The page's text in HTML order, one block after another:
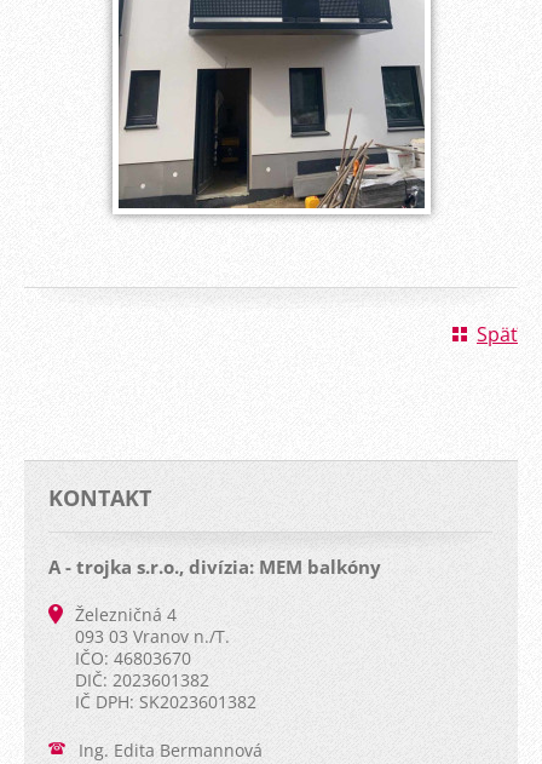
Späť
KONTAKT
A - trojka s.r.o., divízia: MEM balkóny
Železničná 4
093 03 Vranov n./T.
IČO: 46803670
DIČ: 2023601382
IČ DPH: SK2023601382
Ing. Edita Bermannová